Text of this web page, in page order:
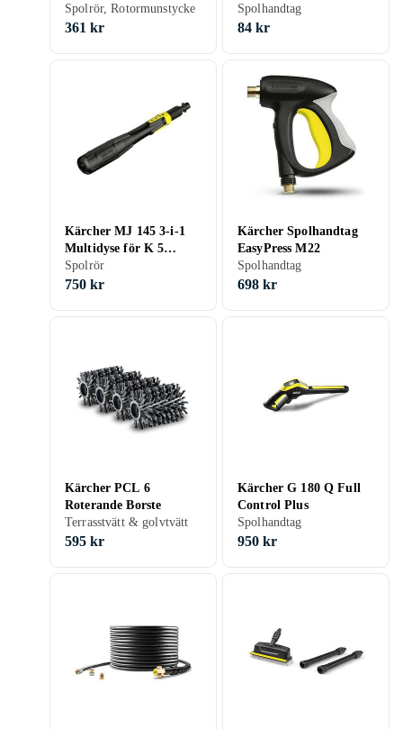
Spolrör, Rotormunstycke
361 kr
Spolhandtag
84 kr
Kärcher MJ 145 3-i-1
Multidyse för K 5
Premium Full Control
Plus, K 5 Premium Full
Spolrör
750 kr
Kärcher Spolhandtag
EasyPress M22
Spolhandtag
698 kr
Kärcher PCL 6
Roterande Borste
Terrasstvätt & golvtvätt
595 kr
Kärcher G 180 Q Full
Control Plus
Spolhandtag
950 kr